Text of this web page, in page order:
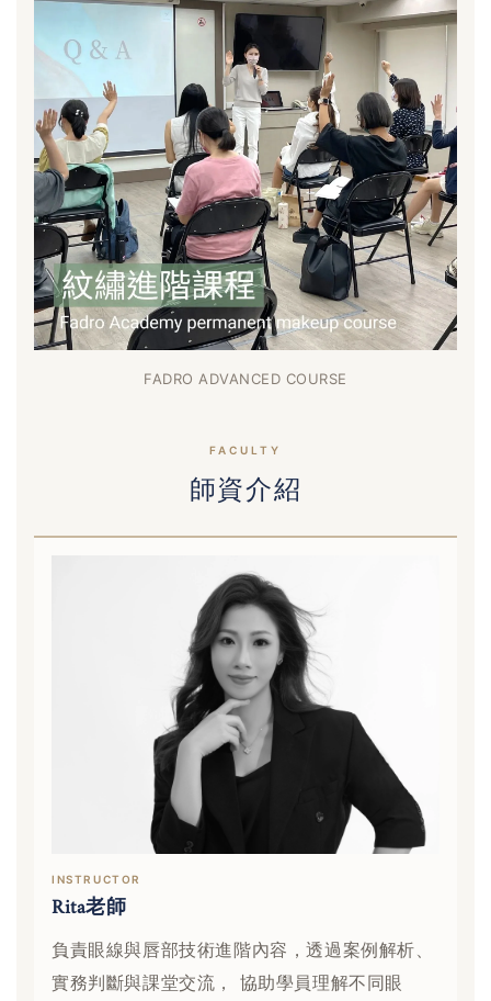
FADRO ADVANCED COURSE
FACULTY
師資介紹
INSTRUCTOR
Rita老師
負責眼線與唇部技術進階內容，透過案例解析、
實務判斷與課堂交流， 協助學員理解不同眼